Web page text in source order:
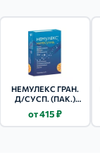
НЕМУЛЕКС ГРАН.
Д/СУСП. (ПАК.)
от 415 ₽